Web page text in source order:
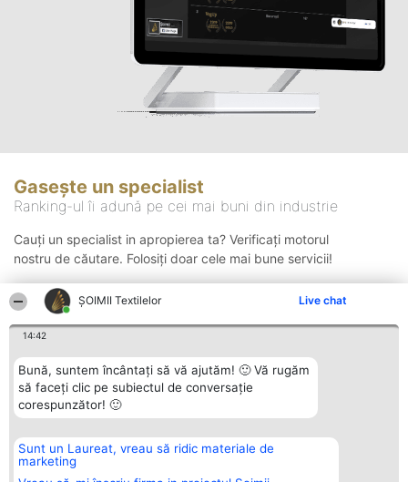
ȘOIMII Textilelor Live chat
14:42
Bună, suntem încântați să vă ajutăm! 🙂 Vă rugăm
să faceți clic pe subiectul de conversație
corespunzător! 🙂
Sunt un Laureat, vreau să ridic materiale de
marketing
Gasește un specialist
Ranking-ul îi adună pe cei mai buni din industrie
Cauți un specialist in apropierea ta? Verificați motorul
nostru de căutare. Folosiți doar cele mai bune servicii!
Organizator Ranking
BRIGHT SOLUTIONS BR SRL
Aleea Timisul De Sus 2 Bl. A30
Plebiscyt
Lista Tuturor
Contact